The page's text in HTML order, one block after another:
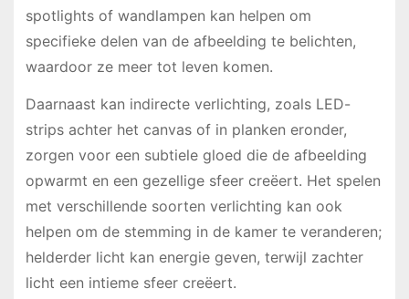
spotlights of wandlampen kan helpen om
specifieke delen van de afbeelding te belichten,
waardoor ze meer tot leven komen.
Daarnaast kan indirecte verlichting, zoals LED-
strips achter het canvas of in planken eronder,
zorgen voor een subtiele gloed die de afbeelding
opwarmt en een gezellige sfeer creëert. Het spelen
met verschillende soorten verlichting kan ook
helpen om de stemming in de kamer te veranderen;
helderder licht kan energie geven, terwijl zachter
licht een intieme sfeer creëert.